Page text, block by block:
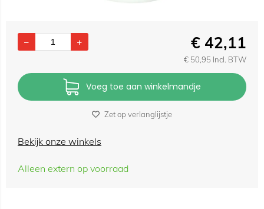
€ 42,11
€ 50,95 Incl. BTW
Voeg toe aan winkelmandje
Zet op verlanglijstje
Bekijk onze winkels
Alleen extern op voorraad